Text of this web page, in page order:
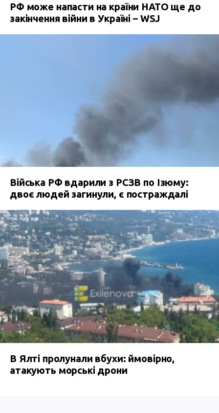
РФ може напасти на країни НАТО ще до
закінчення війни в Україні – WSJ
Війська РФ вдарили з РСЗВ по Ізюму:
двоє людей загинули, є постраждалі
В Ялті пролунали вбухи: ймовірно,
атакують морські дрони